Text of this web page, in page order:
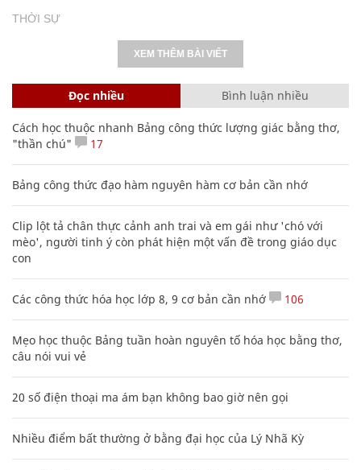
THỜI SỰ
XEM THÊM BÀI VIẾT
Đọc nhiều Bình luận nhiều
Cách học thuộc nhanh Bảng công thức lượng giác bằng thơ,
"thần chú"
17
Bảng công thức đạo hàm nguyên hàm cơ bản cần nhớ
Clip lột tả chân thực cảnh anh trai và em gái như 'chó với
mèo', người tinh ý còn phát hiện một vấn đề trong giáo dục
con
Các công thức hóa học lớp 8, 9 cơ bản cần nhớ 106
Mẹo học thuộc Bảng tuần hoàn nguyên tố hóa học bằng thơ,
câu nói vui vẻ
20 số điện thoại ma ám bạn không bao giờ nên gọi
Nhiều điểm bất thường ở bằng đại học của Lý Nhã Kỳ